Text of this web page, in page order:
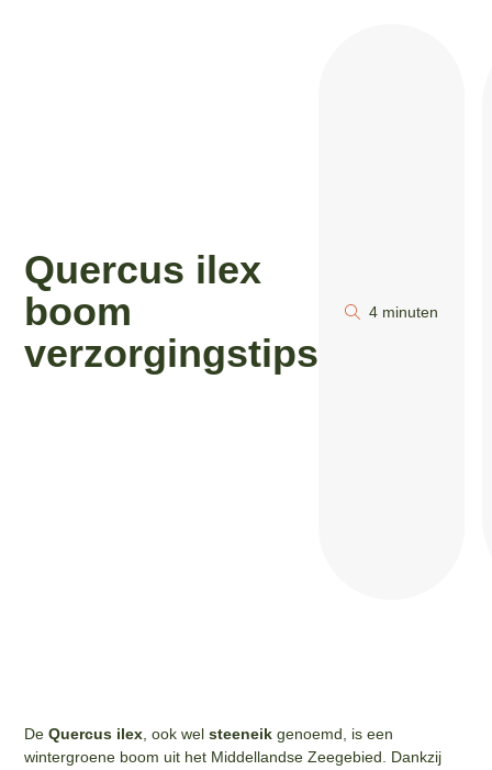
Quercus ilex
boom
verzorgingstips
4 minuten
DeQuercus ilex , ook welsteeneik genoemd, is een
wintergroene boom uit het Middellandse Zeegebied. Dankzij